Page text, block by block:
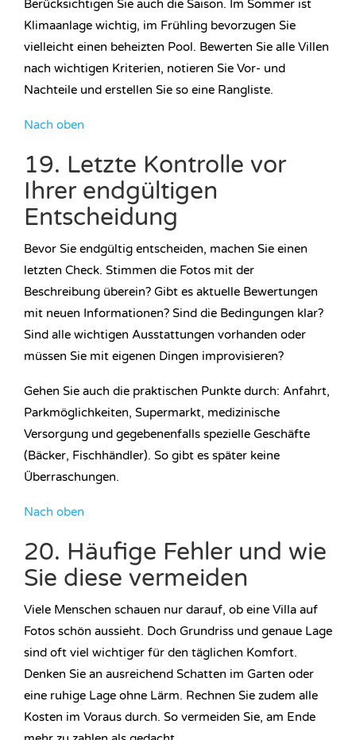
Berücksichtigen Sie auch die Saison. Im Sommer ist
Klimaanlage wichtig, im Frühling bevorzugen Sie
vielleicht einen beheizten Pool. Bewerten Sie alle Villen
nach wichtigen Kriterien, notieren Sie Vor- und
Nachteile und erstellen Sie so eine Rangliste.
Nach oben
19. Letzte Kontrolle vor
Ihrer endgültigen
Entscheidung
Bevor Sie endgültig entscheiden, machen Sie einen
letzten Check. Stimmen die Fotos mit der
Beschreibung überein? Gibt es aktuelle Bewertungen
mit neuen Informationen? Sind die Bedingungen klar?
Sind alle wichtigen Ausstattungen vorhanden oder
müssen Sie mit eigenen Dingen improvisieren?
Gehen Sie auch die praktischen Punkte durch: Anfahrt,
Parkmöglichkeiten, Supermarkt, medizinische
Versorgung und gegebenenfalls spezielle Geschäfte
(Bäcker, Fischhändler). So gibt es später keine
Überraschungen.
Nach oben
20. Häufige Fehler und wie
Sie diese vermeiden
Viele Menschen schauen nur darauf, ob eine Villa auf
Fotos schön aussieht. Doch Grundriss und genaue Lage
sind oft viel wichtiger für den täglichen Komfort.
Denken Sie an ausreichend Schatten im Garten oder
eine ruhige Lage ohne Lärm. Rechnen Sie zudem alle
Kosten im Voraus durch. So vermeiden Sie, am Ende